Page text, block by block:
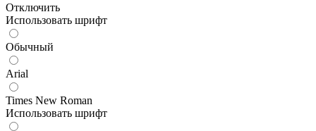
Отключить
Использовать шрифт
Обычный
Arial
Times New Roman
Использовать шрифт